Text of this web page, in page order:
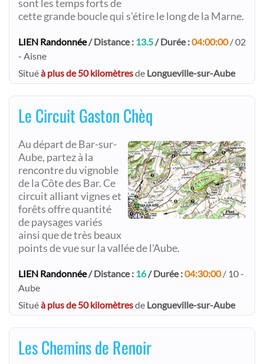
sont les temps forts de
cette grande boucle qui s'étire le long de la Marne.
LIEN Randonnée/ Distance : 13.5/ Durée :04:00:00/ 02
- Aisne
Situéà plus de 50 kilomètresde Longueville-sur-Aube
Le Circuit Gaston Chèq
Au départ de Bar-sur-
Aube, partez à la
rencontre du vignoble
de la Côte des Bar. Ce
circuit alliant vignes et
forêts offre quantité
de paysages variés
ainsi que de très beaux
points de vue sur la vallée de l'Aube.
LIEN Randonnée/ Distance : 16/ Durée :04:30:00/ 10 -
Aube
Situéà plus de 50 kilomètresde Longueville-sur-Aube
Les Chemins de Renoir